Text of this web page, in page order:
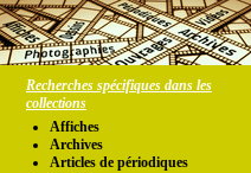
Recherches spécifiques dans les
collections
Affiches
Archives
Articles de périodiques